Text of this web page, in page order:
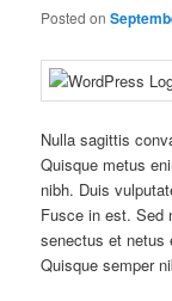
Posted on
Nulla sagittis
Quisque metus
nibh. Duis
Fusce in est. Sed
senectus et netus
Quisque semper